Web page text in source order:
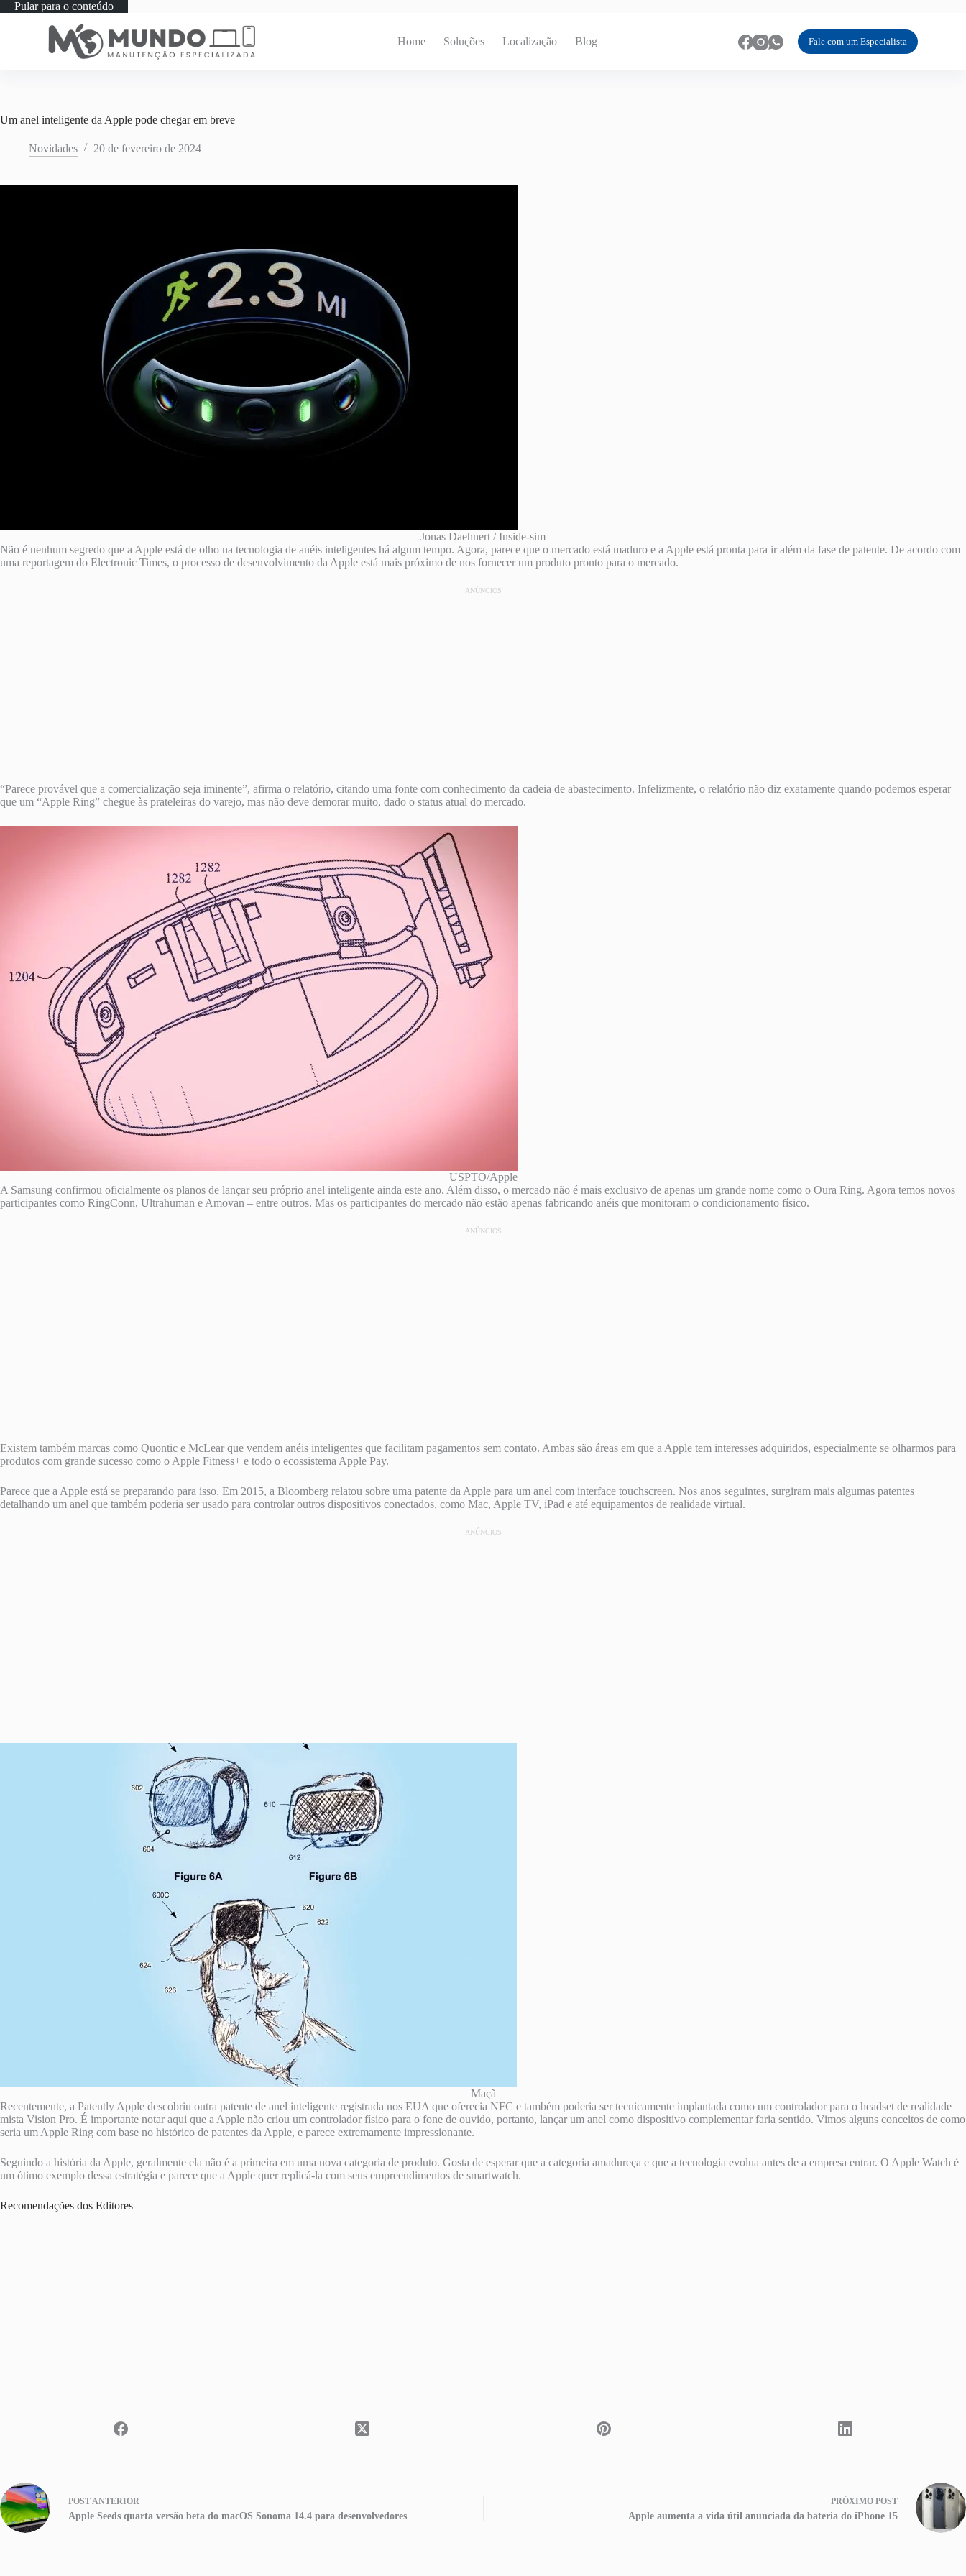
Pular para o conteúdo
Home Soluções Localização Blog Fale com um Especialista
Um anel inteligente da Apple pode chegar em breve
Novidades 20 de fevereiro de 2024
Jonas Daehnert / Inside-sim
Não é nenhum segredo que a Apple está de olho na tecnologia de anéis inteligentes há algum tempo. Agora, parece que o mercado está maduro e a Apple está pronta para ir além da fase de patente. De acordo com
uma reportagem do Electronic Times, o processo de desenvolvimento da Apple está mais próximo de nos fornecer um produto pronto para o mercado.
ANÚNCIOS
“Parece provável que a comercialização seja iminente”, afirma o relatório, citando uma fonte com conhecimento da cadeia de abastecimento. Infelizmente, o relatório não diz exatamente quando podemos esperar
que um “Apple Ring” chegue às prateleiras do varejo, mas não deve demorar muito, dado o status atual do mercado.
USPTO/Apple
A Samsung confirmou oficialmente os planos de lançar seu próprio anel inteligente ainda este ano. Além disso, o mercado não é mais exclusivo de apenas um grande nome como o Oura Ring. Agora temos novos
participantes como RingConn, Ultrahuman e Amovan – entre outros. Mas os participantes do mercado não estão apenas fabricando anéis que monitoram o condicionamento físico.
ANÚNCIOS
Existem também marcas como Quontic e McLear que vendem anéis inteligentes que facilitam pagamentos sem contato. Ambas são áreas em que a Apple tem interesses adquiridos, especialmente se olharmos para
produtos com grande sucesso como o Apple Fitness+ e todo o ecossistema Apple Pay.
Parece que a Apple está se preparando para isso. Em 2015, a Bloomberg relatou sobre uma patente da Apple para um anel com interface touchscreen. Nos anos seguintes, surgiram mais algumas patentes
detalhando um anel que também poderia ser usado para controlar outros dispositivos conectados, como Mac, Apple TV, iPad e até equipamentos de realidade virtual.
ANÚNCIOS
Maçã
Recentemente, a Patently Apple descobriu outra patente de anel inteligente registrada nos EUA que oferecia NFC e também poderia ser tecnicamente implantada como um controlador para o headset de realidade
mista Vision Pro. É importante notar aqui que a Apple não criou um controlador físico para o fone de ouvido, portanto, lançar um anel como dispositivo complementar faria sentido. Vimos alguns conceitos de como
seria um Apple Ring com base no histórico de patentes da Apple, e parece extremamente impressionante.
Seguindo a história da Apple, geralmente ela não é a primeira em uma nova categoria de produto. Gosta de esperar que a categoria amadureça e que a tecnologia evolua antes de a empresa entrar. O Apple Watch é
um ótimo exemplo dessa estratégia e parece que a Apple quer replicá-la com seus empreendimentos de smartwatch.
Recomendações dos Editores
POST ANTERIOR
Apple Seeds quarta versão beta do macOS Sonoma 14.4 para desenvolvedores
PRÓXIMO POST
Apple aumenta a vida útil anunciada da bateria do iPhone 15